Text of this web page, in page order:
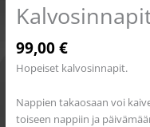
99,00€
Hopeiset kalvosinnapit.
Nappien takaosaan voi
toiseen nappiin ja